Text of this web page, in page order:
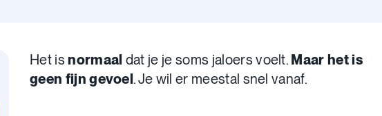
Het isnormaal dat je je soms jaloers voelt. Maar het is
geen fijn gevoel. Je wil er meestal snel vanaf.